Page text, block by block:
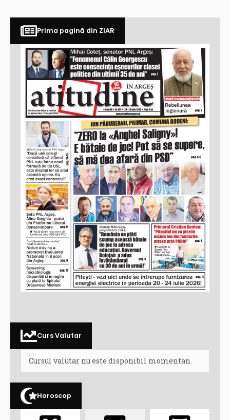
Prima pagină din ZIAR
Curs Valutar
Cursul valutar nu este disponibil momentan.
Horoscop